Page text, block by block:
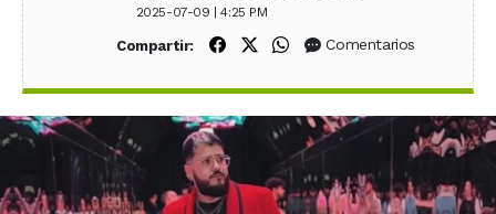
2025-07-09 | 4:25 PM
Compartir: Compartir en Facebook
Compartir en X (Twitter)
Compartir en WhatsApp
Comentarios